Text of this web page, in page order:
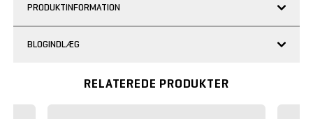
PRODUKTINFORMATION
BLOGINDLÆG
RELATEREDE PRODUKTER